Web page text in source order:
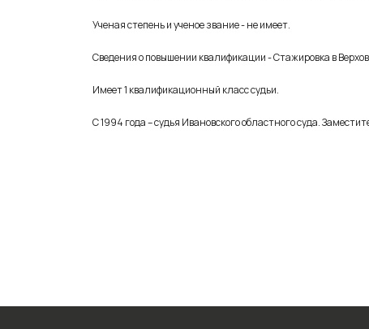
Ученая степень и ученое звание - не имеет.
Сведения о повышении квалификации - Стажировка в
Имеет 1 квалификационный класс судьи.
С 1994 года – судья Ивановского областного суда.